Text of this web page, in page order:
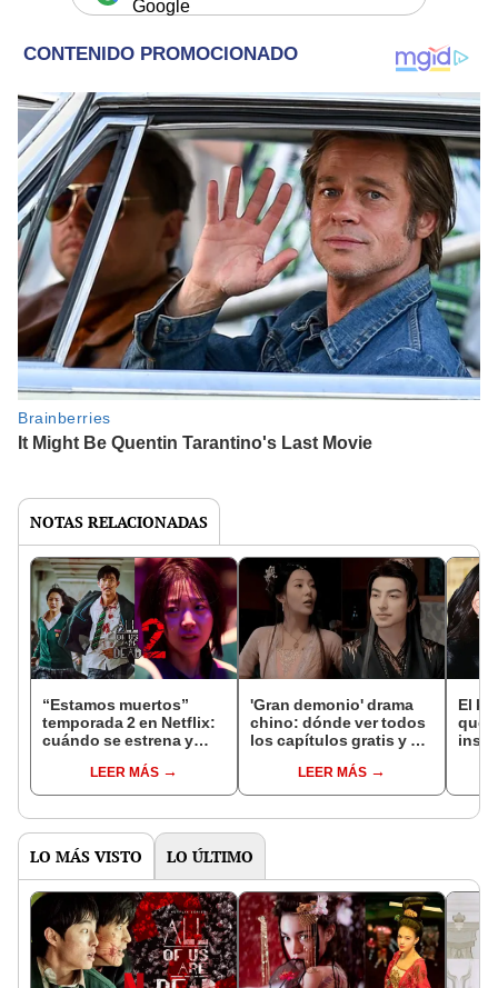
Google
NOTAS RELACIONADAS
“Estamos muertos”
temporada 2 en Netflix:
cuándo se estrena y
temporadaLEER MÁS
'Gran demonio' drama
chino: dónde ver todos
los capítulos gratis y en
LEER MÁS
El k-
que
LO MÁS VISTO LO ÚLTIMO